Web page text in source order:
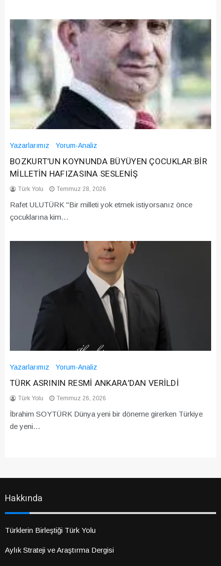
Yazarlarımız Yorum-Analiz
BOZKURT’UN KOYNUNDA BÜYÜYEN ÇOCUKLAR:BİR
MİLLETİN HAFIZASINA SESLENİŞ
Türk Yolu Temmuz 28, 2026
Rafet ULUTÜRK "Bir milleti yok etmek istiyorsanız önce
çocuklarına kim…
Yazarlarımız Yorum-Analiz
TÜRK ASRININ RESMİ ANKARA’DAN VERİLDİ
Türk Yolu Temmuz 26, 2026
İbrahim SOYTÜRK Dünya yeni bir döneme girerken Türkiye
de yeni…
Hakkında
Türklerin Birleştiği Türk Yolu
Aylık Strateji ve Araştırma Dergisi